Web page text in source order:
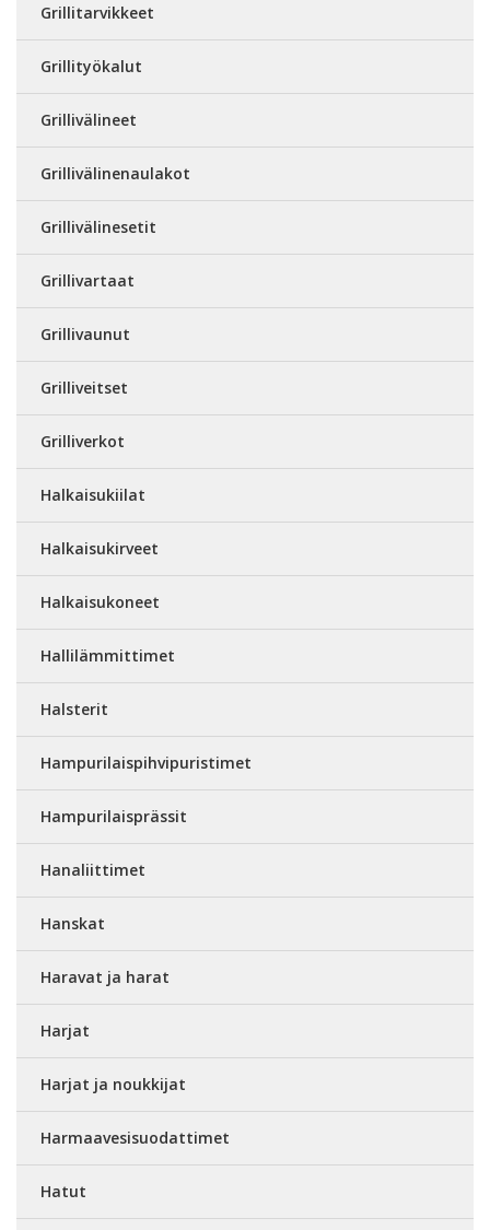
Grillitarvikkeet
Grillityökalut
Grillivälineet
Grillivälinenaulakot
Grillivälinesetit
Grillivartaat
Grillivaunut
Grilliveitset
Grilliverkot
Halkaisukiilat
Halkaisukirveet
Halkaisukoneet
Hallilämmittimet
Halsterit
Hampurilaispihvipuristimet
Hampurilaisprässit
Hanaliittimet
Hanskat
Haravat ja harat
Harjat
Harjat ja noukkijat
Harmaavesisuodattimet
Hatut